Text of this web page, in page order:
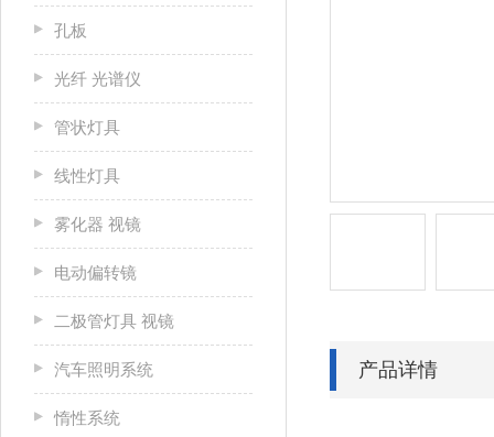
孔板
光纤 光谱仪
管状灯具
线性灯具
雾化器 视镜
电动偏转镜
二极管灯具 视镜
汽车照明系统
惰性系统
产品详情